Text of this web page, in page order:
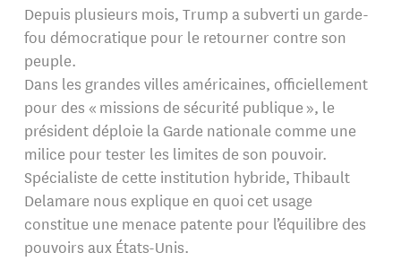
Depuis plusieurs mois, Trump a subverti un garde-
fou démocratique pour le retourner contre son
peuple.
Dans les grandes villes américaines, officiellement
pour des « missions de sécurité publique », le
président déploie la Garde nationale comme une
milice pour tester les limites de son pouvoir.
Spécialiste de cette institution hybride, Thibault
Delamare nous explique en quoi cet usage
constitue une menace patente pour l’équilibre des
pouvoirs aux États-Unis.